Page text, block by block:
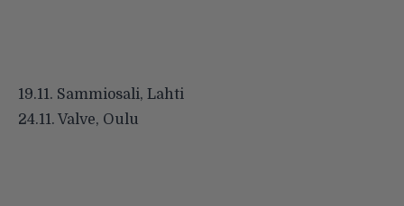
19.11. Sammiosali, Lahti
24.11. Valve, Oulu